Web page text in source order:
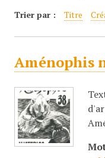
Trier par : Titre
Aménophis